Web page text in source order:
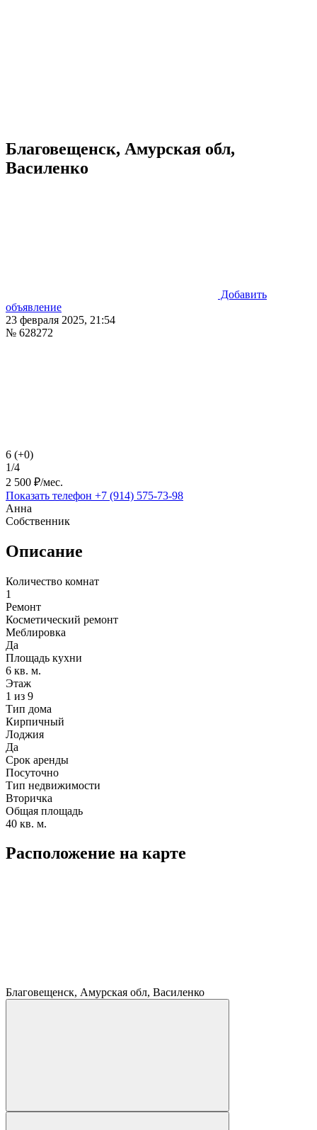
Благовещенск, Амурская обл,
Василенко
Добавить
объявление
23 февраля 2025, 21:54
№ 628272
6 (+0)
1/4
2 500 ₽/мес.
Показать телефон +7 (914) 575-73-98
Анна
Собственник
Описание
Количество комнат
1
Ремонт
Косметический ремонт
Меблировка
Да
Площадь кухни
6 кв. м.
Этаж
1 из 9
Тип дома
Кирпичный
Лоджия
Да
Срок аренды
Посуточно
Тип недвижимости
Вторичка
Общая площадь
40 кв. м.
Расположение на карте
Благовещенск, Амурская обл, Василенко